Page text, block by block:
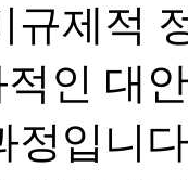
규제적
인 대
정입니